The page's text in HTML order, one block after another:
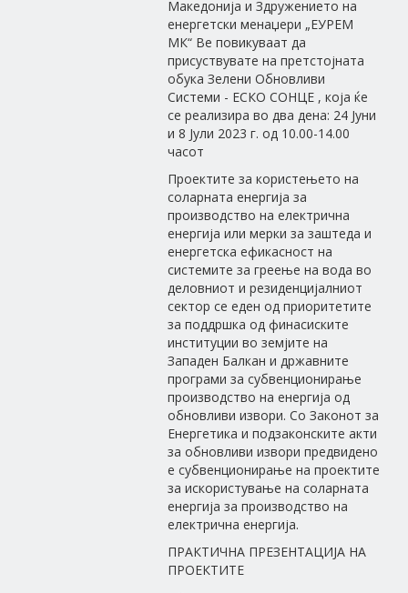
Македонија и Здружението на
енергетски менаџери „ЕУРЕМ
МК“ Ве повикуваат да
присуствувате на претстојната
обука Зелени Обновливи
Системи - ЕСКО СОНЦЕ , која ќе
се реализира во два дена: 24 Јуни
и 8 Јули 2023 г. од 10.00-14.00
часот
Проектите за користењето на
соларната енергија за
производство на електрична
енергија или мерки за заштеда и
енергетска ефикасност на
системите за греење на вода во
деловниот и резиденцијалниот
сектор се еден од приоритетите
за поддршка од финасиските
институции во земјите на
Западен Балкан и државните
програми за субвенционирање
производство на енергија од
обновливи извори. Со Законот за
Енергетика и подзаконските акти
за обновливи извори предвидено
е субвенционирање на проектите
за искористување на соларната
енергија за производство на
електрична енергија.
ПРАКТИЧНА ПРЕЗЕНТАЦИЈА НА
ПРОЕКТИТЕ